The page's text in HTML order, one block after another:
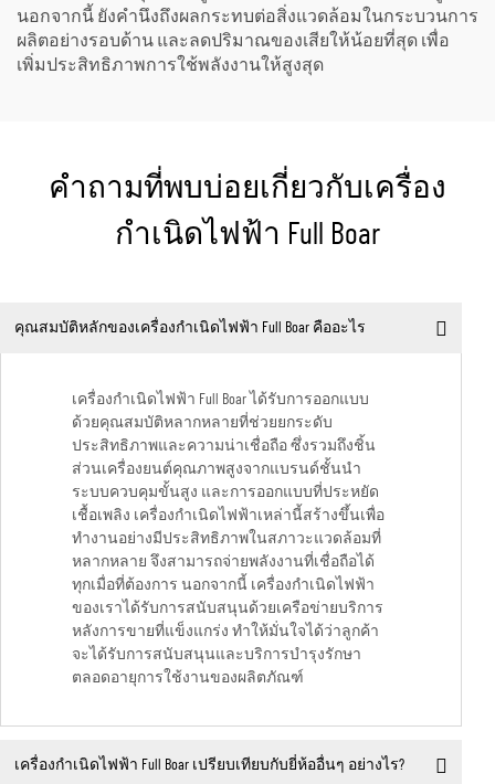
นอกจากนี้ ยังคำนึงถึงผลกระทบต่อสิ่งแวดล้อมในกระบวนการ
ผลิตอย่างรอบด้าน และลดปริมาณของเสียให้น้อยที่สุด เพื่อ
เพิ่มประสิทธิภาพการใช้พลังงานให้สูงสุด
คำถามที่พบบ่อยเกี่ยวกับเครื่อง
กำเนิดไฟฟ้า Full Boar
คุณสมบัติหลักของเครื่องกำเนิดไฟฟ้า Full Boar คืออะไร
เครื่องกำเนิดไฟฟ้า Full Boar ได้รับการออกแบบ
ด้วยคุณสมบัติหลากหลายที่ช่วยยกระดับ
ประสิทธิภาพและความน่าเชื่อถือ ซึ่งรวมถึงชิ้น
ส่วนเครื่องยนต์คุณภาพสูงจากแบรนด์ชั้นนำ
ระบบควบคุมขั้นสูง และการออกแบบที่ประหยัด
เชื้อเพลิง เครื่องกำเนิดไฟฟ้าเหล่านี้สร้างขึ้นเพื่อ
ทำงานอย่างมีประสิทธิภาพในสภาวะแวดล้อมที่
หลากหลาย จึงสามารถจ่ายพลังงานที่เชื่อถือได้
ทุกเมื่อที่ต้องการ นอกจากนี้ เครื่องกำเนิดไฟฟ้า
ของเราได้รับการสนับสนุนด้วยเครือข่ายบริการ
หลังการขายที่แข็งแกร่ง ทำให้มั่นใจได้ว่าลูกค้า
จะได้รับการสนับสนุนและบริการบำรุงรักษา
ตลอดอายุการใช้งานของผลิตภัณฑ์
เครื่องกำเนิดไฟฟ้า Full Boar เปรียบเทียบกับยี่ห้ออื่นๆ อย่างไร?